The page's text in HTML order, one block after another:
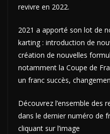
revivre en 2022.
2021 a apporté son lot de
karting : introduction de
création de nouvelles
notamment la Coupe de
un franc succès,
Découvrez l’ensemble des
dans le dernier numéro de
cliquant sur l’image